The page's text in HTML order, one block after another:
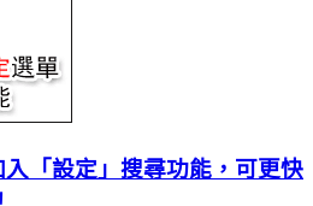
「設定」搜尋功能，可更快